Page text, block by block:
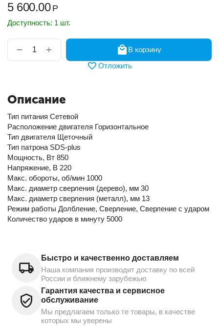
5 600.00 Р
Доступность: 1 шт.
+
−
В корзину
Отложить
Описание
Тип питания Сетевой
Расположение двигателя Горизонтальное
Тип двигателя Щеточный
Тип патрона SDS-plus
Мощность, Вт 850
Напряжение, В 220
Макс. обороты, об/мин 1000
Макс. диаметр сверления (дерево), мм 30
Макс. диаметр сверления (металл), мм 13
Режим работы Долбление, Сверление, Сверление с ударом
Количество ударов в минуту 5000
Быстро и качественно доставляем
Наша компания производит доставку по всей
России и ближнему зарубежью
Гарантия качества и сервисное
обслуживание
Мы предлагаем только те товары, в качестве
которых мы уверены